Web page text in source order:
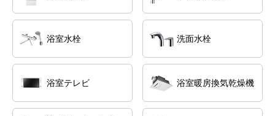
浴室水栓 洗面水栓
浴室テレビ 浴室暖房換気乾燥機